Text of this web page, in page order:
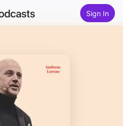
Sign In